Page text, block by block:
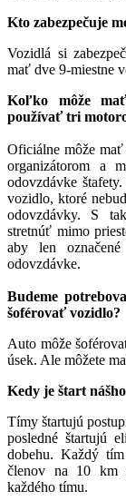
Kto zabezpečuje
Vozidlá si
mať dve 9-miestne
Koľko môže
používať tri
Oficiálne môže
organizátorom a
odovzdávke
vozidlo, ktoré
odovzdávky. S
stretnúť mimo
aby len
odovzdávke.
Budeme
šoférovať vozidlo?
Auto môže
úsek. Ale môžete
Kedy je štart
Tímy štartujú
posledné štartujú
dobehu. Každý
členov na 10 km
každého tímu.